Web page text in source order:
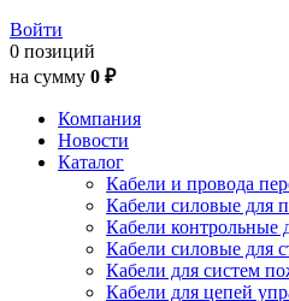
Войти
0 позиций
на сумму 0 ₽
Компания
Новости
Каталог
Кабели и провода
Кабели силовые для
Кабели контрольные
Кабели силовые для
Кабели для систем
Кабели для цепей